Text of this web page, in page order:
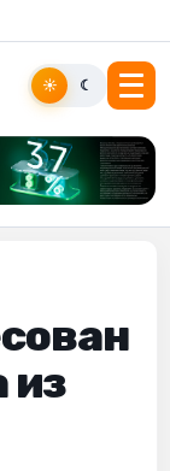
☀ ☾
из